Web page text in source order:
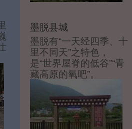
墨脱县城
墨脱有“一天经四季、十
里不同天”之特色，
是“世界屋脊的低谷”“青
藏高原的氧吧”。